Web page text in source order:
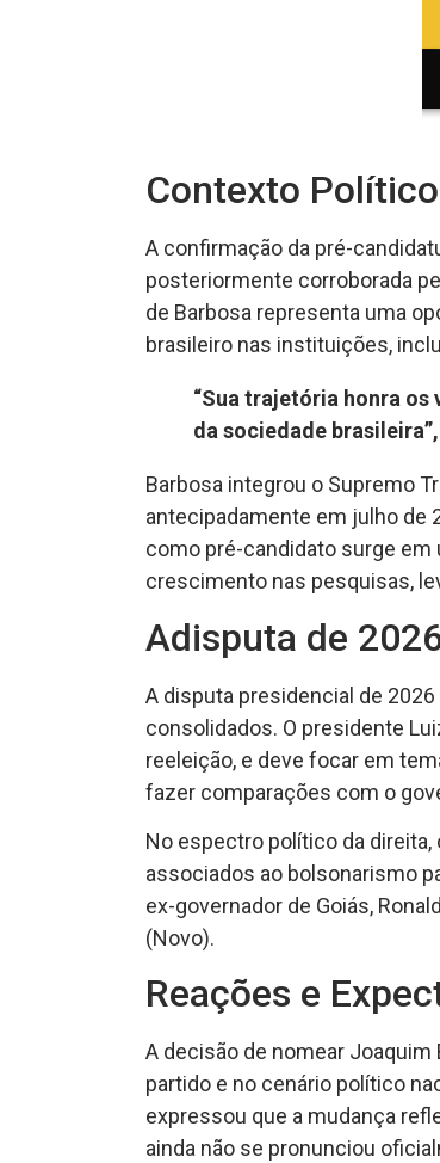
Contexto
A confirmação da pré-
posteriormente corroborada
de Barbosa representa uma
brasileiro nas instituições,
“Sua trajetória honra os
da sociedade brasileira”,
Barbosa integrou o Supremo
antecipadamente em julho de
como pré-candidato surge em
crescimento nas pesquisas,
Adisputa de
A disputa presidencial de
consolidados. O presidente
reeleição, e deve focar em
fazer comparações com o
No espectro político da
associados ao bolsonarismo
ex-governador de Goiás,
(Novo).
Reações e
A decisão de nomear
partido e no cenário político
expressou que a mudança
ainda não se pronunciou